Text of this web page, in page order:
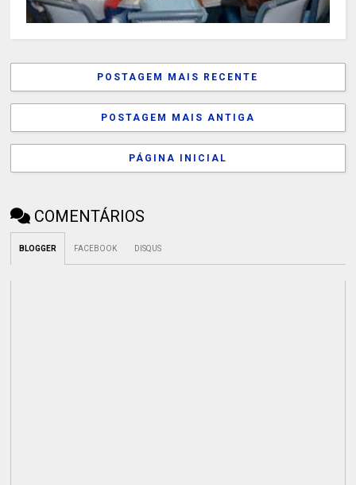
POSTAGEM MAIS RECENTE
POSTAGEM MAIS ANTIGA
PÁGINA INICIAL
COMENTÁRIOS
BLOGGER FACEBOOK DISQUS